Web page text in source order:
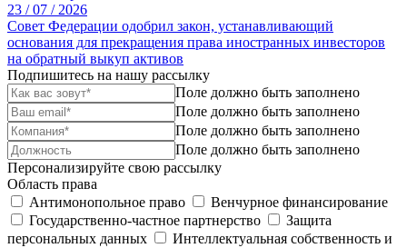
23 /07 / 2026
Совет Федерации одобрил закон, устанавливающий
основания для прекращения права иностранных инвесторов
на обратный выкуп активов
Подпишитесь на нашу рассылку
Поле должно быть заполнено
Поле должно быть заполнено
Поле должно быть заполнено
Поле должно быть заполнено
Персонализируйте свою рассылку
Область права
Антимонопольное право
Венчурное финансирование
Государственно-частное партнерство
Защита
персональных данных
Интеллектуальная собственность и